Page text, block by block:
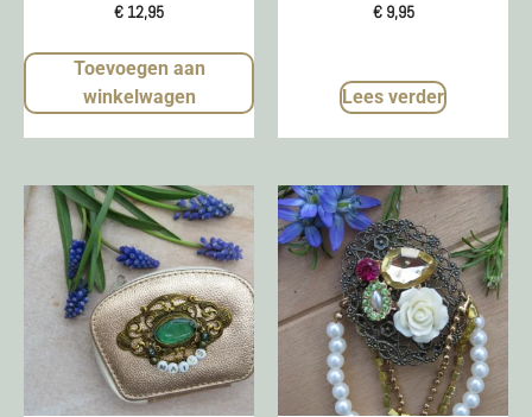
€ 12,95
Toevoegen aan
winkelwagen
€9,95
Lees verder